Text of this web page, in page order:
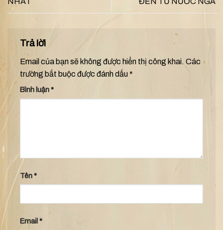
Trả lời
Email của bạn sẽ không được hiển thị công khai. Các
trường bắt buộc được đánh dấu*
Bình luận*
Tên*
Email *